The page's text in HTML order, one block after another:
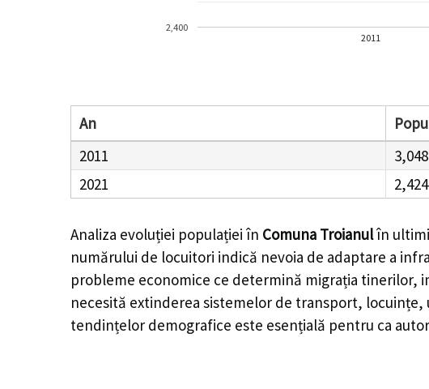
2011
2,400
An
2011
3,048
2021
2,424
Analiza evoluției populației în Comuna Troianulîn
numărului de locuitori indică nevoia de adaptare a
probleme economice ce determină migrația tinerilor,
necesită extinderea sistemelor de transport,
tendințelor demografice este esențială pentru ca